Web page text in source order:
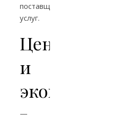
поставщики
услуг.
и
экономия
—